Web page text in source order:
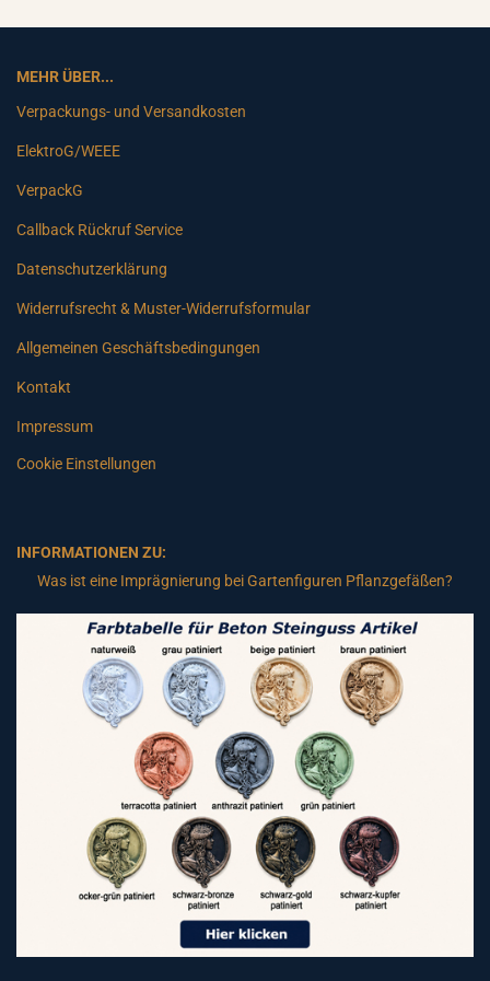
MEHR ÜBER...
Verpackungs- und Versandkosten
ElektroG/WEEE
VerpackG
Callback Rückruf Service
Datenschutzerklärung
Widerrufsrecht & Muster-Widerrufsformular
Allgemeinen Geschäftsbedingungen
Kontakt
Impressum
Cookie Einstellungen
INFORMATIONEN ZU:
Was ist eine Imprägnierung bei Gartenfiguren Pflanzgefäßen?